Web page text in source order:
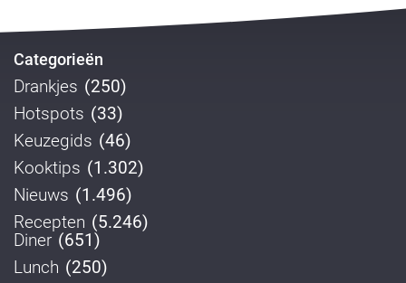
Categorieën
Drankjes (250)
Hotspots (33)
Keuzegids (46)
Kooktips (1.302)
Nieuws (1.496)
Recepten (5.246)
Diner (651)
Lunch (250)